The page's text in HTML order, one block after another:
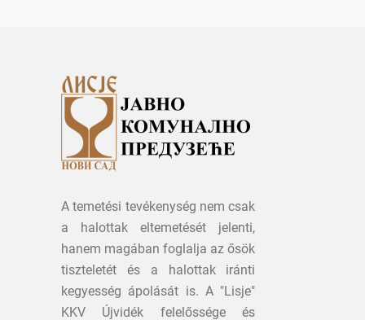
A temetési tevékenység nem csak
a halottak eltemetését jelenti,
hanem magában foglalja az ősök
tiszteletét és a halottak iránti
kegyesség ápolását is. A "Lisje"
KKV Újvidék felelőssége és